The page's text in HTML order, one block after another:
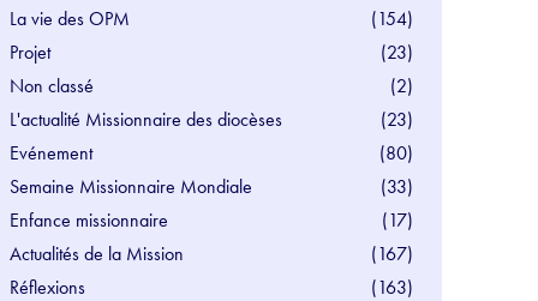
La vie des OPM
(154)
Projet
(23)
Non classé
(2)
L'actualité Missionnaire des diocèses
(23)
Evénement
(80)
Semaine Missionnaire Mondiale
(33)
Enfance missionnaire
(17)
Actualités de la Mission
(167)
Réflexions
(163)